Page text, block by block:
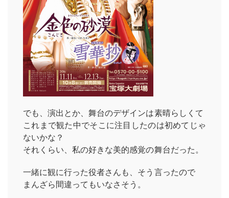
でも、演出とか、舞台のデザインは素晴らしくて
これまで観た中でそこに注目したのは初めてじゃ
ないかな？
それくらい、私の好きな美的感覚の舞台だった。
一緒に観に行った役者さんも、そう言ったので
まんざら間違ってもいなさそう。